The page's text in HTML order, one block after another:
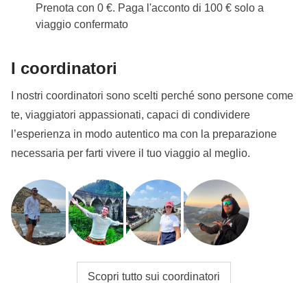
Prenota con 0 €. Paga l'acconto di 100 € solo a
viaggio confermato
I coordinatori
I nostri coordinatori sono scelti perché sono persone come
te, viaggiatori appassionati, capaci di condividere
l’esperienza in modo autentico ma con la preparazione
necessaria per farti vivere il tuo viaggio al meglio.
Scopri tutto sui coordinatori